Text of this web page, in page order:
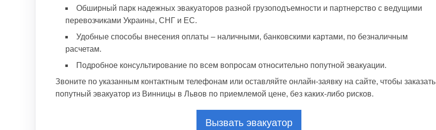
Обширный парк надежных эвакуаторов разной грузоподъемности и партнерство с ведущими
перевозчиками Украины, СНГ и ЕС.
Удобные способы внесения оплаты – наличными, банковскими картами, по безналичным
расчетам.
Подробное консультирование по всем вопросам относительно попутной эвакуации.
Звоните по указанным контактным телефонам или оставляйте онлайн-заявку на сайте, чтобы заказать
попутный эвакуатор из Винницы в Львов по приемлемой цене, без каких-либо рисков.
Вызвать эвакуатор